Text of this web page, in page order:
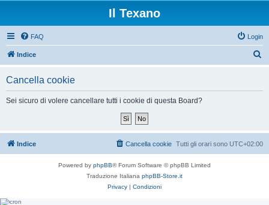
Il Texano
FAQ Login
Indice
Cancella cookie
Sei sicuro di volere cancellare tutti i cookie di questa Board?
Indice Tutti gli orari sono UTC+02:00
Cancella cookie
Powered by phpBB® Forum Software © phpBB Limited
Traduzione Italiana phpBB-Store.it
Privacy | Condizioni